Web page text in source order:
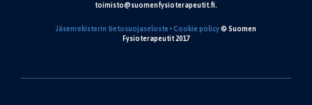
toimisto@suomenfysioterapeutit.fi.
Jäsenrekisterin tietosuojaseloste • Cookie policy© Suomen
Fysioterapeutit 2017